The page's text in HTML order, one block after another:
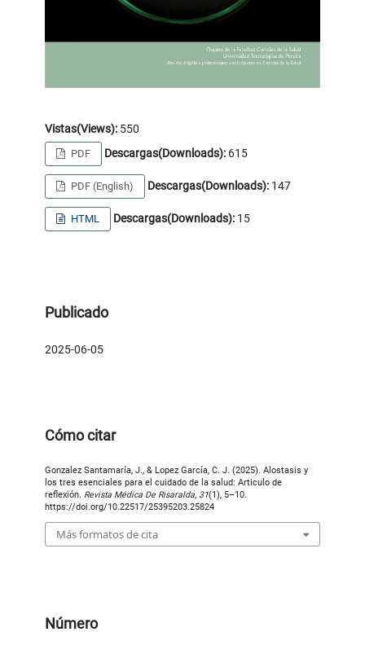
Vistas(Views): 550
PDF Descargas(Downloads):615
PDF (English) Descargas(Downloads):147
HTML Descargas(Downloads):15
Publicado
2025-06-05
Cómo citar
Gonzalez Santamaría, J., & Lopez García, C. J. (2025). Alostasis y
los tres esenciales para el cuidado de la salud: Articulo de
reflexión. Revista Médica De Risaralda, 31(1), 5–10.
https://doi.org/10.22517/25395203.25824
Más formatos de cita
Número